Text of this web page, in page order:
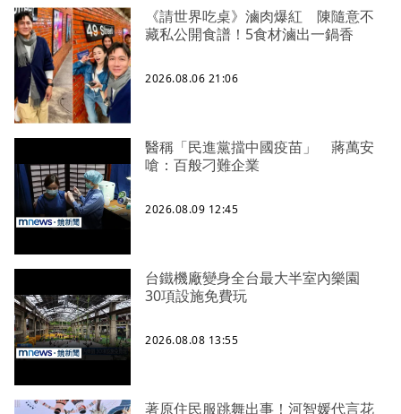
《請世界吃桌》滷肉爆紅 陳隨意不
藏私公開食譜！5食材滷出一鍋香
2026.08.06 21:06
醫稱「民進黨擋中國疫苗」 蔣萬安
嗆：百般刁難企業
2026.08.09 12:45
台鐵機廠變身全台最大半室內樂園
30項設施免費玩
2026.08.08 13:55
著原住民服跳舞出事！河智媛代言花